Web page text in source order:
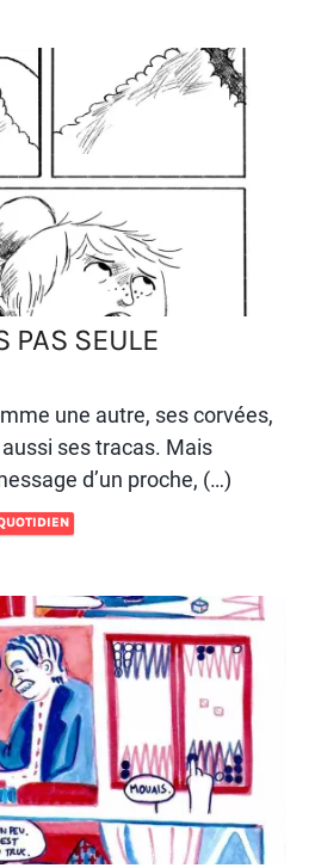
PAS SEULE
une autre, ses corvées,
ses tracas. Mais
d’un proche, (…)